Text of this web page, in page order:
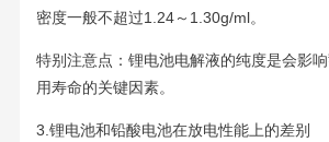
密度一般不超过1.24～1.30g/ml。
特别注意点：锂电池电解液的纯度是会影
用寿命的关键因素。
3.锂电池和铅酸电池在放电性能上的差别